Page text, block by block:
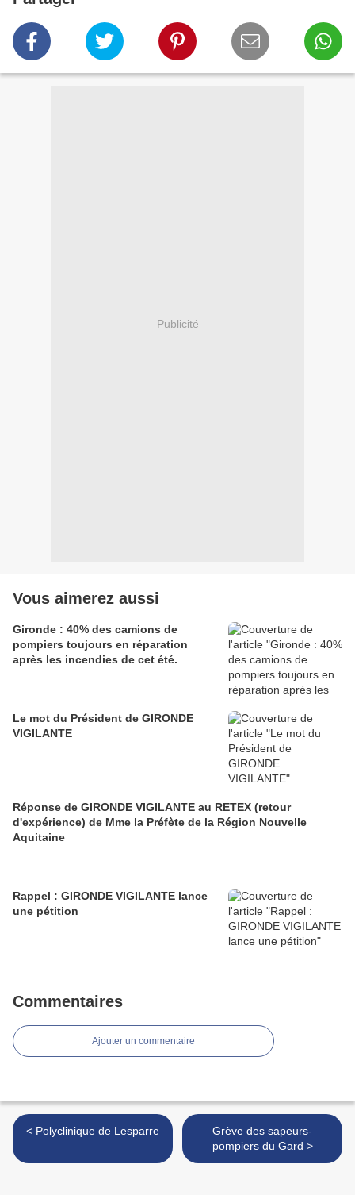
Publicité
Vous aimerez aussi
Gironde : 40% des camions de
pompiers toujours en réparation
après les incendies de cet été.
Le mot du Président de GIRONDE
VIGILANTE
Réponse de GIRONDE VIGILANTE au RETEX (retour
d'expérience) de Mme la Préfète de la Région Nouvelle
Aquitaine
Rappel : GIRONDE VIGILANTE lance
une pétition
Commentaires
Ajouter un commentaire
< Polyclinique de Lesparre
Grève des sapeurs-
pompiers du Gard >